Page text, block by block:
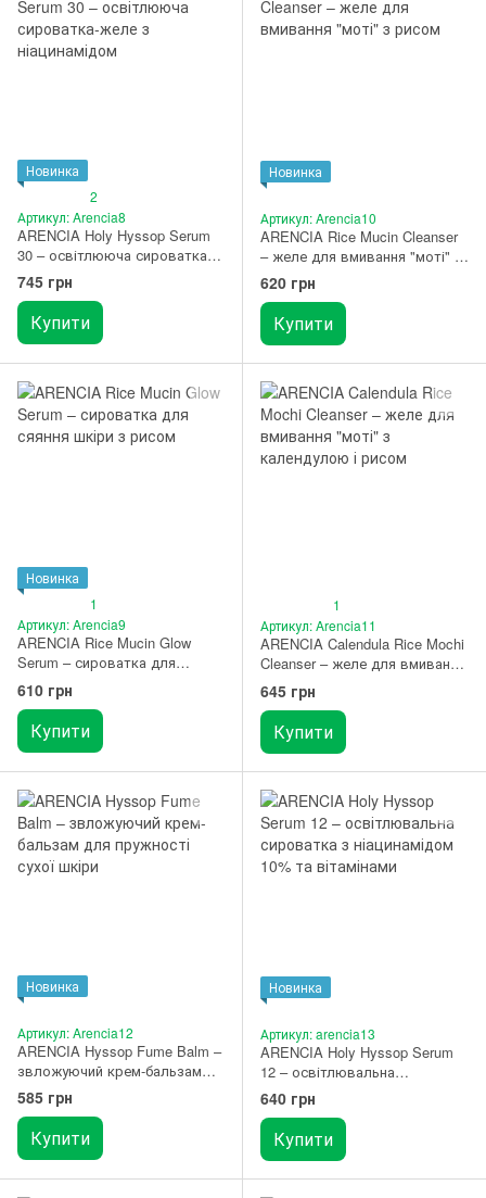
Новинка
2
Артикул: Arencia8
ARENCIA Holy Hyssop Serum
30 – освітлююча сироватка-
желе з ніацинамідом 50 г
745 грн
Купити
Новинка
Артикул: Arencia10
ARENCIA Rice Mucin Cleanser
– желе для вмивання "моті" з
рисом 120 г
620 грн
Купити
Новинка
1
Артикул: Arencia9
ARENCIA Rice Mucin Glow
Serum – сироватка для
сяяння шкіри з рисом 30 мл
610 грн
Купити
1
Артикул: Arencia11
ARENCIA Calendula Rice Mochi
Cleanser – желе для вмивання
"моті" з календулою і рисом
120 г
645 грн
Купити
Новинка
Артикул: Arencia12
ARENCIA Hyssop Fume Balm –
звложуючий крем-бальзам
для пружності сухої шкіри 30 г
585 грн
Купити
Новинка
Артикул: arencia13
ARENCIA Holy Hyssop Serum
12 – освітлювальна
сироватка з ніацинамідом
10% та вітамінами 30 мл
640 грн
Купити